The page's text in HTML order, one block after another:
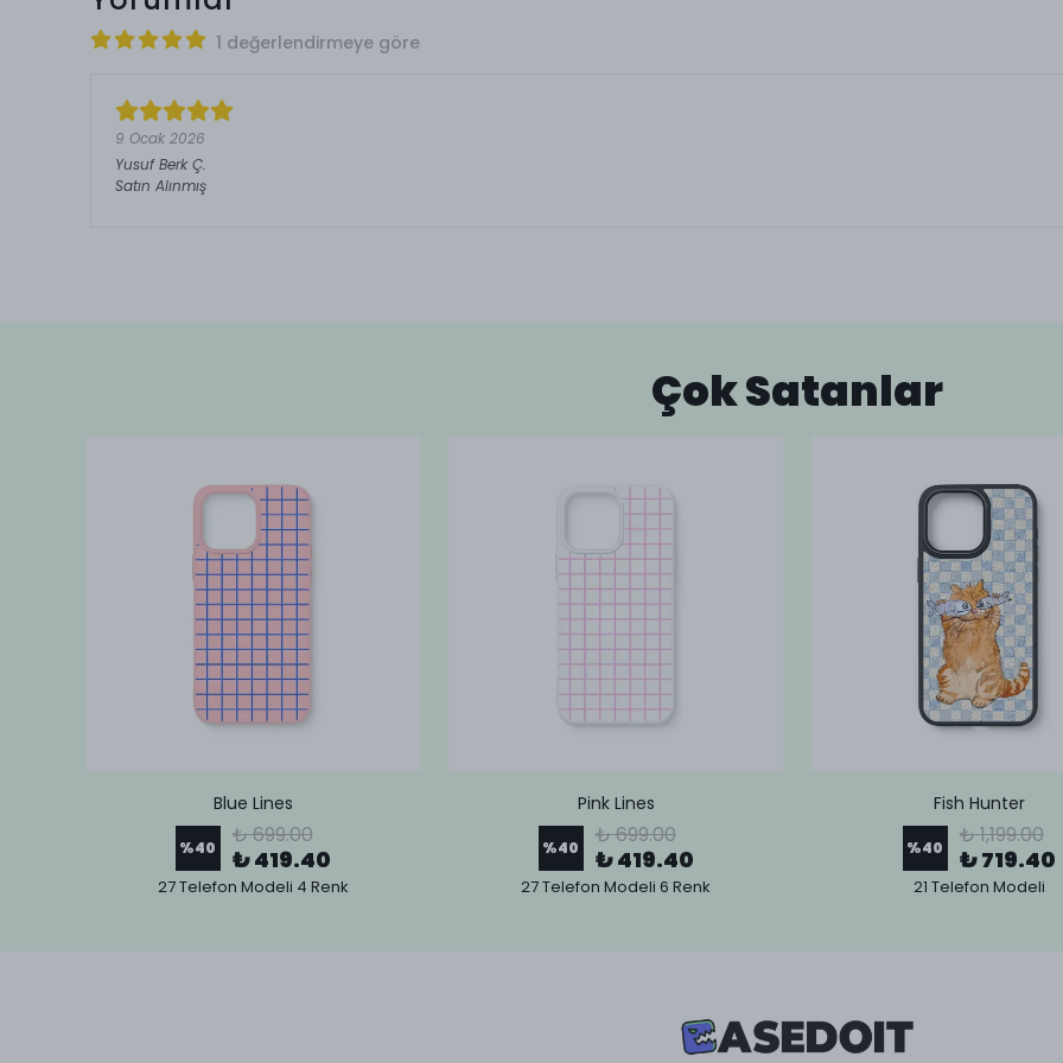
1 değerlendirmeye göre
9 Ocak 2026
Yusuf Berk Ç.
Satın Alınmış
Çok Satanlar
Blue Lines
%40 ₺ 699.00
₺ 419.40
27 Telefon Modeli 4 Renk
Pink Lines
%40 ₺ 699.00
₺ 419.40
27 Telefon Modeli 6 Renk
Fish Hunter
%40 ₺ 1,199.00
₺ 719.40
21 Telefon Modeli